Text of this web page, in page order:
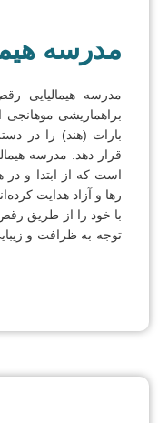
مدرسه
مدرسه هیمالیایی
براهماریشی
بارات (هند) را در
قرار دهد. مدرسه
است که از ابتدا و
رها و آزاد هدایت
با خود را از طریق
توجه به ظرافت و